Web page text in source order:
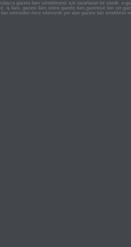
gazete ilanı verebilmeniz için tasarlanan bir sitedir. e-
ilanı, gazete ilanı,online gazete ilanı,gazeteye ilan
vermeden önce sitemizde yer alan gazete ilan örneklerini